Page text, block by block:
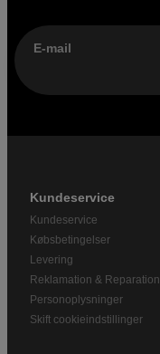
E-mail
Kundeservice
Kundeservice
Købsbetingelser
Levering
Reklamation & Reparation
Personoplysninger
Skift cookieindstillinger